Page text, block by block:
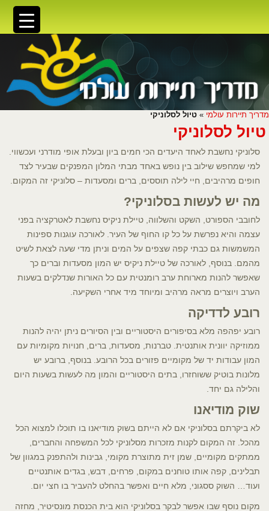
מדריך תיירות עולמי » טיול לסלוניקי
טיול לסלוניקי
סלוניקי נחשבת לאחד היעדים הכי חמים ביון ובעלת אופי מודרני ועכשווי.
למי שמחפש שילוב בין נופש באחד מבתי המלון המפנקים שבעיר לצד
חופים מרהיבים, חיי לילה תוססים, ברים ומסעדות – סלוניקי זה המקום.
מה יש לעשות בסלוניקי?
לחובבי הספורט, השקט והשלווה, טיילת ניקיס נחשבת לאטרקציה בפני
עצמה והיא נפרשת על כל קו החוף של העיר. לאורכה עוגנות ספינות
המשמשות גם כבתי קפה שצפים על המים וניתן מדי שעה לצאת לשיט
מהמם. בנוסף, לאורכה של טיילת ניקיס יש המון מסעדות וברים כך
שאפשר להנות מארוחת ערב רומנטית עם כל האורות שנדלקים בשעות
הערב ויוצרים מראה מרהיב ומיוחד מיד אחרי השקיעה.
רובע לדדיקה
רובע יפהפה מלא בסיפורים היסטוריים ובין הסיורים ניתן יהיה להנות
ממוזיקה יוונית אותנטית. טברנות, מסעדות, ברים, חנויות מקומיות עם
המון עבודות יד של מקומיים פזורים בכל הרובע. בנוסף, ברובע יש
מלונות בוטיק ששוחזרו, בתים היסטוריים והמון מה לעשות בשעות היום
והלילה גם יחד.
שוק מודיאנו
לא ביקרתם בסלוניקי אם לא הייתם בשוק מודיאנו בו תוכלו למצוא הכל
מהכל. זה המקום לקנות מזכרות מסלוניקי לכל המשפחה והחברים,
ממתקים מקומיים, שמן זית מתוצרת מקומי, גבינות ולהתפנק במגוון של
תבלינים, קפה אותו טוחנים במקום, פרחים, דבש, בגדים אותנטיים
ועוד… השוק ססגוני, מלא חיים ואפשר בהחלט להעביר בו חצי יום.
מקום נוסף שבו אפשר לבקר בסלוניקי הוא בית הכנסת מונסיטיר, מחזה